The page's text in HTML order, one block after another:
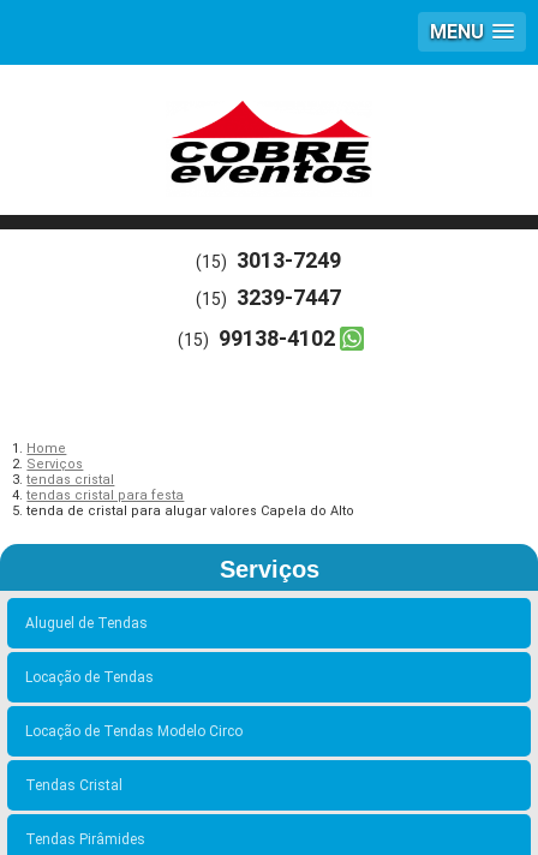
MENU
(15) 3013-7249
(15) 3239-7447
(15) 99138-4102
Home
Serviços
tendas cristal
tendas cristal para festa
tenda de cristal para alugar valores Capela do Alto
Serviços
Aluguel de Tendas
Locação de Tendas
Locação de Tendas Modelo Circo
Tendas Cristal
Tendas Pirâmides